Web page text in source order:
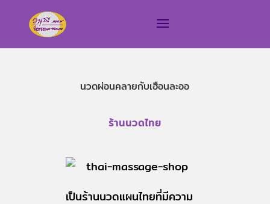
นวดผ่อนคลายกับเฮือนละออ
ร้านนวดไทย
เป็นร้านนวดแผนไทยที่มีความ